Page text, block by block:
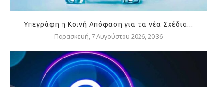
Υπεγράφη η Κοινή Απόφαση για τα νέα Σχέδια...
Παρασκευή, 7 Αυγούστου 2026, 20:36